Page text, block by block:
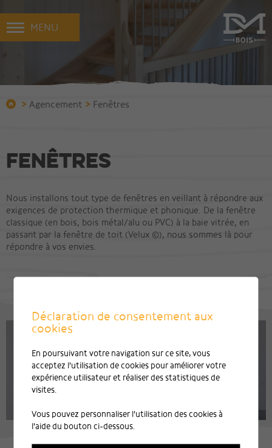
MENU
> Agencement > Fenêtres
Fenêtres
Nous installons tout type de fenêtres en veillant à répondre aux
exigences de protection thermique et phonique. De la fenêtre
classique (en bois, bois métal/alu ou PVC) à la baie vitrée, en
passant par la fenêtre de toit (Velux ©), nous sommes là pour
répondre à vos envies.
Déclaration de consentement aux
cookies
En poursuivant votre navigation sur ce site, vous
acceptez l'utilisation de cookies pour améliorer votre
expérience utilisateur et réaliser des statistiques de
visites.
Vous pouvez personnaliser l'utilisation des cookies à
l'aide du bouton ci-dessous.